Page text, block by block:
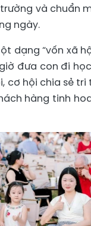
và chuẩn
ngày.
dạng “vốn xã
đưa con đi
cơ hội chia sẻ
hàng tinh